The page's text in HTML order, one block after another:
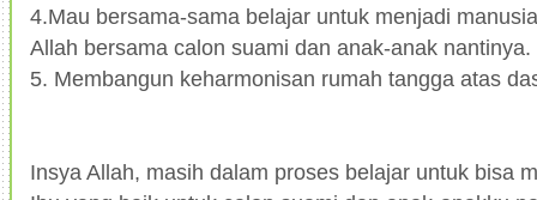
4.Mau bersama-sama belajar untuk menjadi
Allah bersama calon suami dan anak-anak nantinya.
5. Membangun keharmonisan rumah tangga atas
Insya Allah, masih dalam proses belajar untuk bisa